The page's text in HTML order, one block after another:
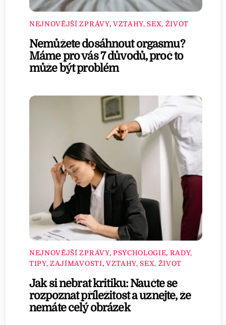
NEJNOVĚJŠÍ ZPRÁVY, VZTAHY, SEX, ŽIVOT
Nemůžete dosáhnout orgasmu?
Máme pro vás 7 důvodů, proč to
může být problém
NEJNOVĚJŠÍ ZPRÁVY, PSYCHOLOGIE, RADY,
TIPY, ZAJÍMAVOSTI, VZTAHY, SEX, ŽIVOT
Jak si nebrat kritiku: Naučte se
rozpoznat příležitost a uznejte, že
nemáte celý obrázek